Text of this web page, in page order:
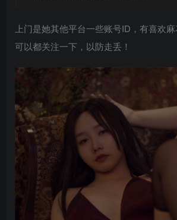
上门是她其他平台一些账号ID，有喜欢
可以都关注一下，以防走丢！